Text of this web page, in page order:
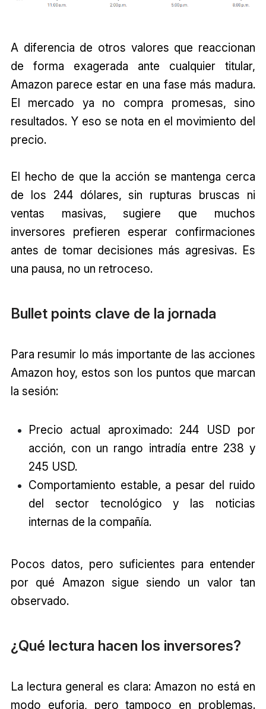
A diferencia de otros valores que reaccionan
de forma exagerada ante cualquier titular,
Amazon parece estar en una fase más madura.
El mercado ya no compra promesas, sino
resultados. Y eso se nota en el movimiento del
precio.
El hecho de que la acción se mantenga cerca
de los 244 dólares, sin rupturas bruscas ni
ventas masivas, sugiere que muchos
inversores prefieren esperar confirmaciones
antes de tomar decisiones más agresivas. Es
una pausa, no un retroceso.
Bullet points clave de la jornada
Para resumir lo más importante de las acciones
Amazon hoy, estos son los puntos que marcan
la sesión:
Precio actual aproximado: 244 USD por
acción, con un rango intradía entre 238 y
245 USD.
Comportamiento estable, a pesar del ruido
del sector tecnológico y las noticias
internas de la compañía.
Pocos datos, pero suficientes para entender
por qué Amazon sigue siendo un valor tan
observado.
¿Qué lectura hacen los inversores?
La lectura general es clara: Amazon no está en
modo euforia, pero tampoco en problemas.